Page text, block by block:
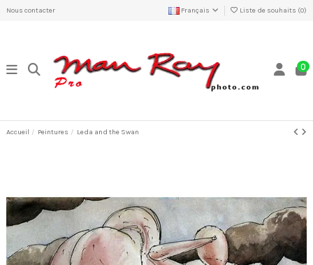
Nous contacter Français Liste de souhaits (0)
0
Accueil Peintures Leda and the Swan